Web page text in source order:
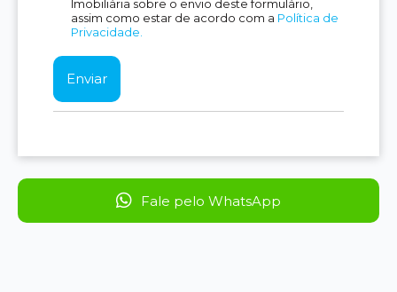
Imobiliária sobre o envio deste formulário,
assim como estar de acordo com a Política de
Privacidade.
Fale pelo WhatsApp